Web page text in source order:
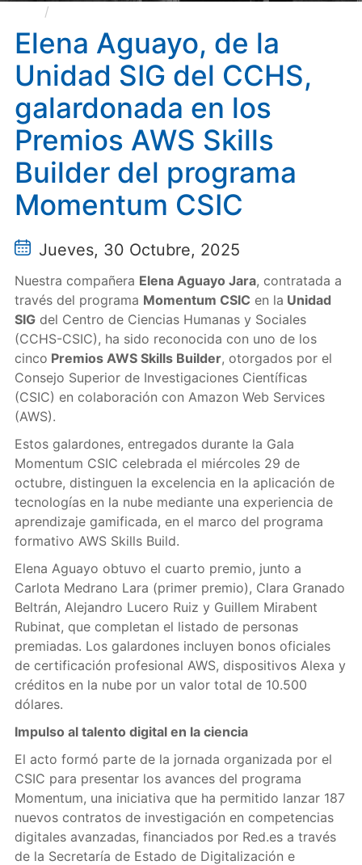
galardonada en los Premios AWS Skills Builder del
programa Momentum CSIC
Elena Aguayo, de la
Unidad SIG del CCHS,
galardonada en los
Premios AWS Skills
Builder del programa
Momentum CSIC
Jueves, 30 Octubre, 2025
Nuestra compañera Elena Aguayo Jara, contratada a
través del programa Momentum CSIC en la Unidad
SIGdel Centro de Ciencias Humanas y Sociales
(CCHS-CSIC), ha sido reconocida con uno de los
cinco Premios AWS Skills Builder, otorgados por el
Consejo Superior de Investigaciones Científicas
(CSIC) en colaboración con Amazon Web Services
(AWS).
Estos galardones, entregados durante la Gala
Momentum CSIC celebrada el miércoles 29 de
octubre, distinguen la excelencia en la aplicación de
tecnologías en la nube mediante una experiencia de
aprendizaje gamificada, en el marco del programa
formativo AWS Skills Build.
Elena Aguayo obtuvo el cuarto premio, junto a
Carlota Medrano Lara (primer premio), Clara Granado
Beltrán, Alejandro Lucero Ruiz y Guillem Mirabent
Rubinat, que completan el listado de personas
premiadas. Los galardones incluyen bonos oficiales
de certificación profesional AWS, dispositivos Alexa y
créditos en la nube por un valor total de 10.500
dólares.
Impulso al talento digital en la ciencia
El acto formó parte de la jornada organizada por el
CSIC para presentar los avances del programa
Momentum, una iniciativa que ha permitido lanzar 187
nuevos contratos de investigación en competencias
digitales avanzadas, financiados por Red.es a través
de la Secretaría de Estado de Digitalización e